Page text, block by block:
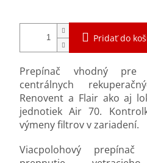
Pridať do
Prepínač vhodný pre
centrálnych
Renovent a Flair ako aj
jednotiek Air 70.
výmeny filtrov v zariadení.
Viacpolohový prepínač